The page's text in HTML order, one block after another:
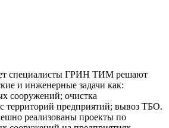
специалисты ГРИН ТИМ решают
и инженерные задачи как:
сооружений; очистка
территорий предприятий; вывоз ТБО.
реализованы проекты по